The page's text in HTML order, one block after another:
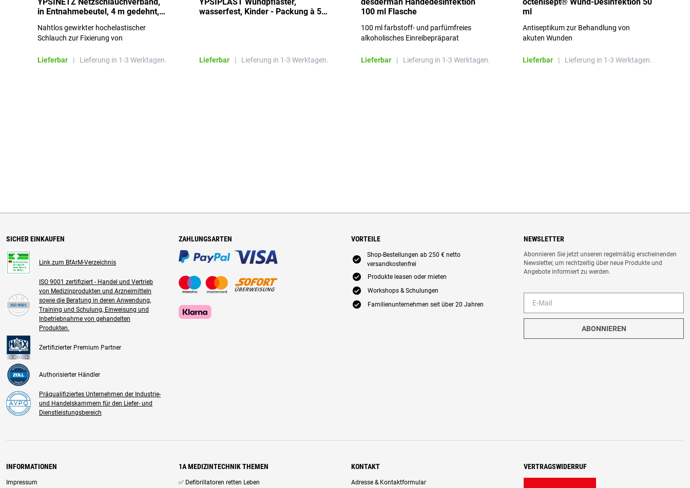
in Entnahmebeutel, 4 m gedehnt,
Nahtlos gewirkter hochelastischer
Schlauch zur Fixierung von
Lieferbar
| Lieferung in 1-3 Werktagen.
wasserfest, Kinder - Packung à 50
Lieferbar | Lieferung in 1-3 Werktagen.
100 ml Flasche
100 ml farbstoff- und parfümfreies
alkoholisches Einreibepräparat
Lieferbar | Lieferung in 1-3 Werktagen.
ml
Antiseptikum zur Behandlung von
akuten Wunden
Lieferbar | Lieferung in 1-3 Werktagen.
SICHER EINKAUFEN
Link zum BfArM-Verzeichnis
ISO 9001 zertifiziert - Handel und Vertrieb
von Medizinprodukten und Arzneimitteln
sowie die Beratung in deren Anwendung,
Training und Schulung, Einweisung und
Inbetriebnahme von gehandelten
Produkten.
Zertifizierter Premium Partner
Authorisierter Händler
Präqualifiziertes Unternehmen der Industrie-
und Handelskammern für den Liefer- und
Dienstleistungsbereich
ZAHLUNGSARTEN VORTEILE
E
Shop-Bestellungen ab 250 € netto
versandkostenfrei
E Produkte leasen oder mieten
E Workshops & Schulungen
E Familienunternehmen seit über 20 Jahren
NEWSLETTER
Abonnieren Sie jetzt unseren regelmäßig erscheinenden
Newsletter, um rechtzeitig über neue Produkte und
Angebote informiert zu werden.
ABONNIEREN
INFORMATIONEN
Impressum
1A MEDIZINTECHNIK THEMEN
✅ Defibrillatoren retten Leben
KONTAKT
Adresse & Kontaktformular
VERTRAGSWIDERRUF